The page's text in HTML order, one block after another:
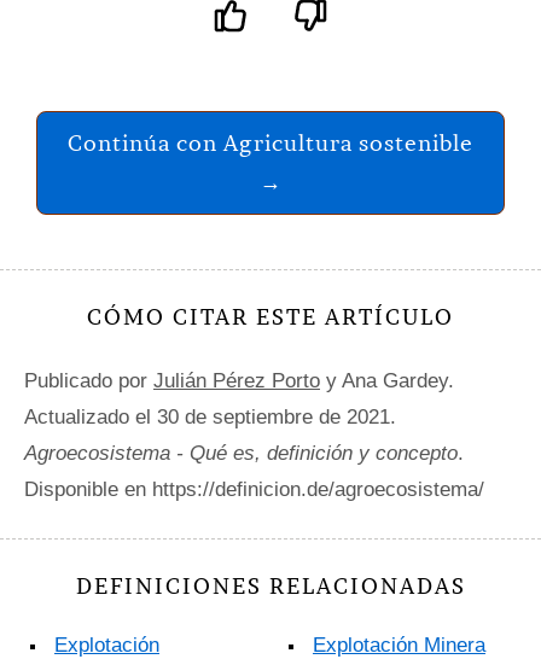
Continúa con Agricultura sostenible
→
CÓMO CITAR ESTE ARTÍCULO
Publicado por Julián Pérez Porto y Ana Gardey.
Actualizado el 30 de septiembre de 2021.
Agroecosistema - Qué es, definición y concepto.
Disponible en https://definicion.de/agroecosistema/
DEFINICIONES RELACIONADAS
Explotación Explotación Minera